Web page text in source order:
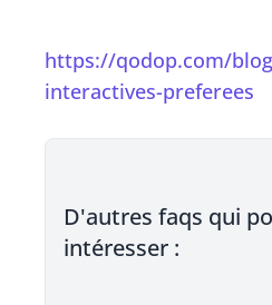
https://qodop.com/
interactives-preferees
D'autres faqs qui
intéresser :